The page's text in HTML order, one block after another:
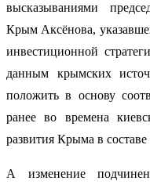
высказываниями
Крым Аксёнова,
инвестиционной
данным крымских
положить в основу
ранее во времена
развития Крыма в
А изменение